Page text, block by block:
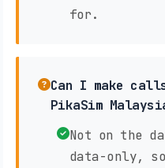
for.
Can I make
PikaSim
Not on the
data-only,